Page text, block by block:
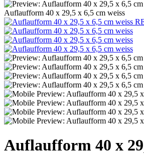
Auflaufform 40 x 29,5 x 6,5 cm weiss
Auflaufform 40 x